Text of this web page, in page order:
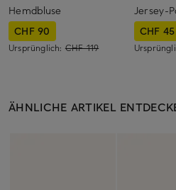
Hemdbluse
CHF 90
Ursprünglich: CHF 119
Jersey-
CHF 45
ÄHNLICHE ARTIKEL